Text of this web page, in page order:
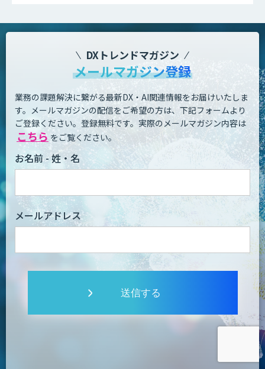
DXトレンドマガジン
メールマガジン登録
業務の課題解決に繋がる最新DX・AI関連情報をお届けいたしま
す。 メールマガジンの配信をご希望の方は、下記フォームより
ご登録ください。登録無料です。 実際のメールマガジン内容は
こちら をご覧ください。
お名前 - 姓・名
メールアドレス
送信する